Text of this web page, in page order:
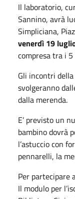
Il laboratorio,
Sannino, avrà
Simpliciana,
venerdì 19
compresa tra i
Gli incontri
svolgeranno
dalla merenda.
E’ previsto un
bambino dovrà
l’astuccio con
pennarelli, la
Per partecipare
Il modulo per